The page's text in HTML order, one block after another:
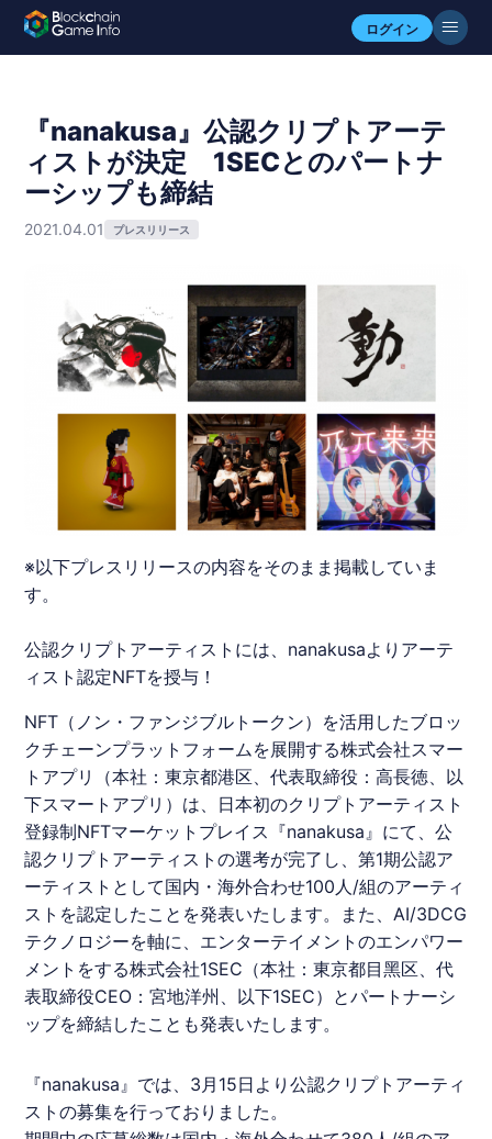
ログイン
『nanakusa』公認クリプトアーテ
ィストが決定 1SECとのパートナ
ーシップも締結
2021.04.01 プレスリリース
※以下プレスリリースの内容をそのまま掲載していま
す。
公認クリプトアーティストには、nanakusaよりアーテ
ィスト認定NFTを授与！
NFT （ノン・ファンジブルトークン）を活用したブロッ
クチェーンプラットフォームを展開する株式会社スマー
トアプリ（本社：東京都港区、代表取締役：高長徳、以
下スマートアプリ）は、日本初のクリプトアーティスト
登録制NFTマーケットプレイス『nanakusa 』にて、公
認クリプトアーティストの選考が完了し、第1期公認ア
ーティストとして国内・海外合わせ100人/組のアーティ
ストを認定したことを発表いたします。また、AI/3DCG
テクノロジーを軸に、エンターテイメントのエンパワー
メントをする株式会社1SEC （本社：東京都目黑区、代
表取締役CEO：宮地洋州、以下1SEC）とパートナーシ
ップを締結したことも発表いたします。
『nanakusa 』では、3月15日より公認クリプトアーティ
ストの募集を行っておりました。